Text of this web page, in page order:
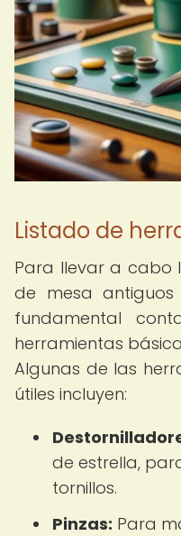
Listado de
Para llevar a cabo
de mesa
fundamental
herramientas
Algunas de las
útiles incluyen:
de estrella,
tornillos.
Pinzas: Para